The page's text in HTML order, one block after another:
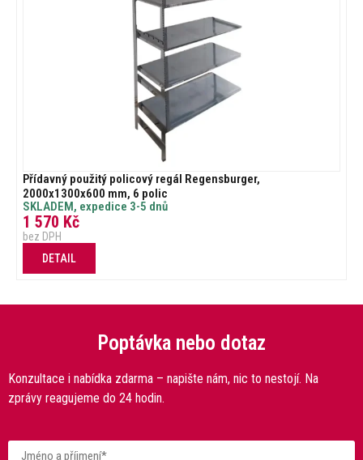
Přídavný použitý policový regál Regensburger,
2000x1300x600 mm, 6 polic
SKLADEM, expedice 3-5 dnů
1 570 Kč
bez DPH
DETAIL
Poptávka nebo dotaz
Konzultace i nabídka zdarma – napište nám, nic to nestojí. Na
zprávy reagujeme do 24 hodin.